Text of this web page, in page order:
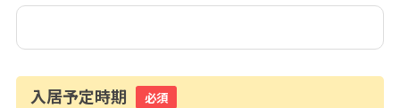
入居予定時期 必須